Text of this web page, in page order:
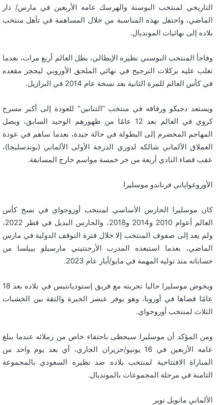
التاريخي لمنتخب البوسنة والهرسك عامه الأربعين في مارس/ ذار
الماضي، واحتفل بهذه المناسبة من خلال المساهمة في تأهل منتخب
بلاده إلى نهائيات المونديال.
وفاجأ المنتخب البوسني نظيره الإيطالي، بطل العالم أربع مرات، بعدما
تغلب عليه بركلات الترجيح في نهائي الملحق الأوروبي ليحجز مقعده
في كأس العالم للمرة الثانية بعد نسخة عام 2014 في البرازيل.
ويستعد دجيكو ورفاقه في منتخب “التنانين” للعودة إلى أكبر مسرح
كروي في العالم بعد 12 عامًا من ظهورهم الوحيد السابق، ويصل
المهاجم المخضرم إلى البطولة في حالة جيدة، بعدما ساهم في عودة
العملاق الألماني شالكه لدوري الدرجة الأولى الألماني (بوندسليجا)،
عقب قضاء النادي أربعة من خر خمسة مواسم خارج المسابقة.
الأوروغواياني فرناندو موسليرا
كان موسليرا الحارس الأساسي لمنتخب أوروجواي في نسخ كأس
العالم أعوام 2010 و2014 و2018، والحارس البديل في قطر 2022،
ولم يعد إلى صفوف المنتخب إلا خلال فترة التوقف الدولية في مارس
الماضي، بعدما استبعده المدرب الأرجنتيني مارسيلو بييلسا من
حساباته منذ توليه المهمة في مايو/أيار عام 2023.
ويخوض موسليرا حاليا تجربته مع فريق إستوديانتيس في بلاده بعد 18
عامًا قضاها في أوروبا، وهو يوفر عنصر الخبرة والثقة بين الخشبات
الثلاث لمنتخب أوروجواي.
ومن المؤكد أن موسليرا سيحظى باحتفاء خاص من زملائه عندما يبلغ
عامه الأربعين في 16 يونيو/حزيران الجاري، أي بعد يوم واحد من
المباراة الافتتاحية لمنتخب بلاده ضد نظيره السعودي بالمجموعة
الثامنة في مرحلة المجموعات بالمونديال.
الألماني مانويل نوير